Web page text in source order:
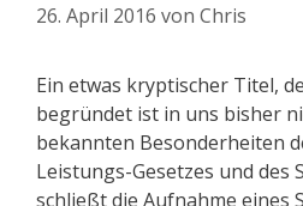
26. April 2016 von Chris
Ein etwas kryptischer Titel,
begründet ist in uns bisher
bekannten Besonderheiten
Leistungs-Gesetzes und des
schließt die Aufnahme eines